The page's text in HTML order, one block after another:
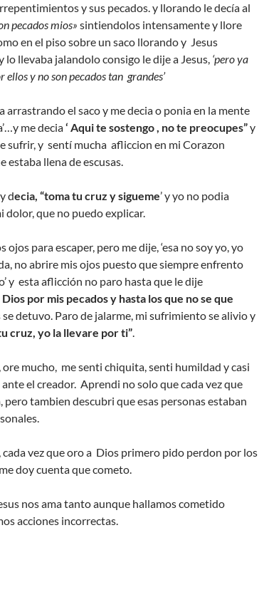
y sus pecados. y llorando le decía al
pecados mios» sintiendolos intensamente y llore
en el piso sobre un saco llorando y Jesus
lo llevaba jalandolo consigo le dije a Jesus, ‘pero ya
ellos y no son pecados tan grandes’
arrastrando el saco y me decia o ponia en la mente
me decia‘ Aqui te sostengo , no te preocupes”y
sufrir, y sentí mucha afliccion en mi Corazon
estaba llena de escusas.
decia, “toma tu cruz y sigueme’ y yo no podia
dolor, que no puedo explicar.
ojos para escaper, pero me dije, ‘esa no soy yo, yo
no abrire mis ojos puesto que siempre enfrento
y esta aflicción no paro hasta que le dije
por mis pecados y hasta los que no se que
se detuvo. Paro de jalarme, mi sufrimiento se alivio y
cruz, yo la llevare por ti”.
ore mucho, me senti chiquita, senti humildad y casi
el creador. Aprendi no solo que cada vez que
pero tambien descubri que esas personas estaban
cada vez que oro a Dios primero pido perdon por los
doy cuenta que cometo.
nos ama tanto aunque hallamos cometido
acciones incorrectas.